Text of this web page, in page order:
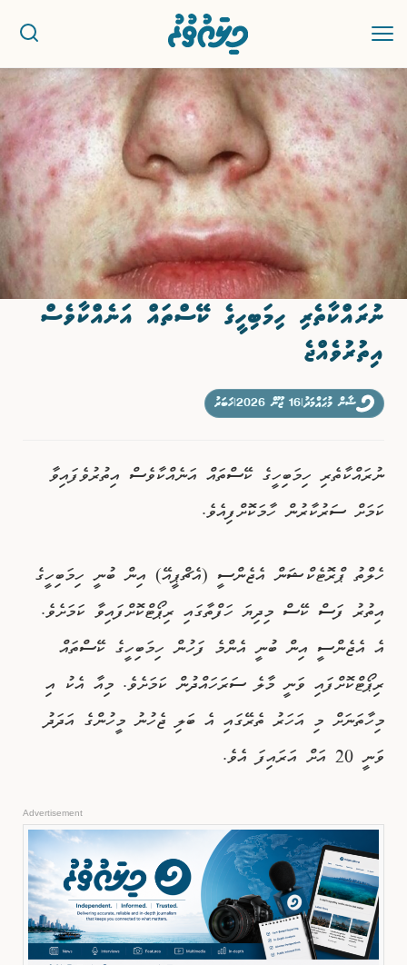
ޚަބަރު
ސިޔާސީ
ރިޕޯޓު
ކުޅިވަރު
ވާހަކަ
ފޮޓޯއިން ޚަބަރު
ނުރައްކާތެރި ހިމަބިހީގެ ކޭސްތައް އަނެއްކާވެސް
އިތުރުވެއްޖެ
ޝާން މުޙައްމަދު 16 ޖޫން 2026 ޚަބަރު
ނުރައްކާތެރި ހިމަބިހީގެ ކޭސްތައް އަނެއްކާވެސް އިތުރުވެފައިވާ
ކަމަށް ސަރުކާރުން ހާމަކޮށްފިއެވެ.
ހެލްތު ޕްރޮޓެކްޝަން އެޖެންސީ (އެޗްޕީއޭ) އިން ބުނީ ހިމަބިހީގެ
އިތުރު ފަސް ކޭސް މިދިޔަ ހަފްތާގައި ރިޕޯޓްކޮށްފައިވާ ކަމަށެވެ.
އެ އެޖެންސީ އިން ބުނީ އެންމެ ފަހުން ހިމަބިހީގެ ކޭސްތައް
ރިޕޯޓްކޮށްފައި ވަނީ މާލެ ސަރަހައްދުން ކަމަށެވެ. މިއާ އެކު އި
މިހާތަނަށް މި އަހަރު ތެރޭގައި އެ ބަލި ޖެހުނު މީހުންގެ އަދަދު
ވަނީ 20 އަށް އަރައިފަ އެވެ.
Advertisement